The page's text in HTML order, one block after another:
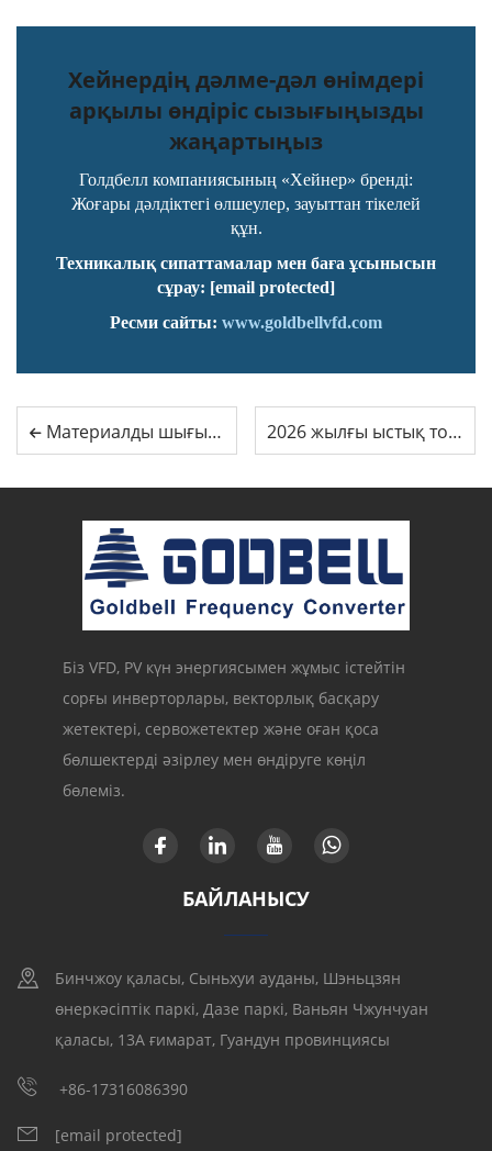
Хейнердің дәлме-дәл өнімдері
арқылы өндіріс сызығыңызды
жаңартыңыз
Голдбелл компаниясының «Хейнер» бренді:
Жоғары дәлдіктегі өлшеулер, зауыттан тікелей
құн.
Техникалық сипаттамалар мен баға ұсынысын
сұрау: [email protected]
Ресми сайты: www.goldbellvfd.com
Материалды шығындауды тоқтатыңыз: Hayner CCD ені өлшеуіштері 2026 жылы ROI-ді қалай арттырады 2026 жылғы ыстық толқынын жеңу: Неге Goldbell күн энергиясымен қозғалтатын сорап инверторлары жаңа стандарт болып табылады
Біз VFD, PV күн энергиясымен жұмыс істейтін
сорғы инверторлары, векторлық басқару
жетектері, сервожетектер және оған қоса
бөлшектерді әзірлеу мен өндіруге көңіл
бөлеміз.
БАЙЛАНЫСУ
Бинчжоу қаласы, Сыньхуи ауданы, Шэньцзян
өнеркәсіптік паркі, Дазе паркі, Ваньян Чжунчуан
қаласы, 13А ғимарат, Гуандун провинциясы
+86-17316086390
[email protected]